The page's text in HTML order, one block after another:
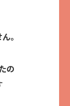
。
の